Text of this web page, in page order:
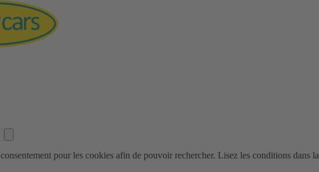
pour les cookies afin de pouvoir rechercher. Lisez les conditions dans la